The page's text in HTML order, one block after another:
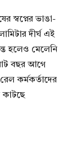
স্বপ্নের ভাঙা-
দীর্ঘ এই
হলেও মেলেনি
আট বছর আগে
কর্মকর্তাদের
কাটছে